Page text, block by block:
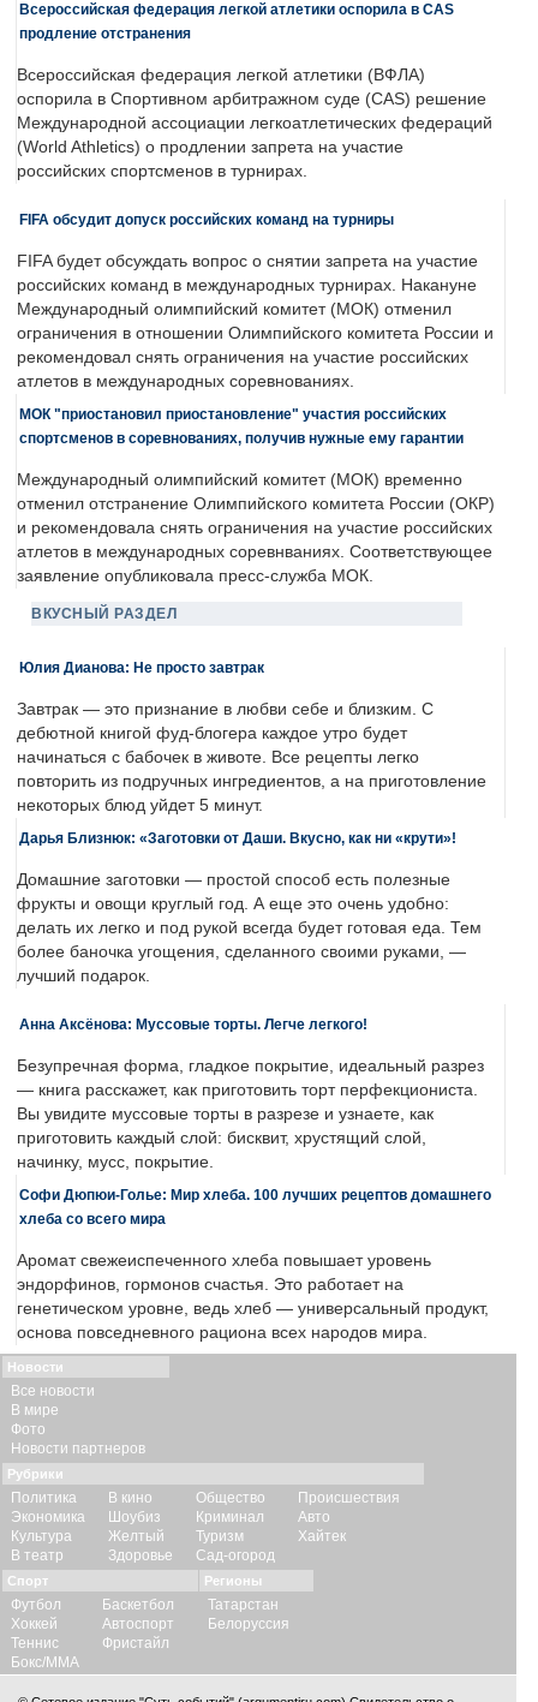
Всероссийская федерация легкой атлетики оспорила в CAS
продление отстранения
Всероссийская федерация легкой атлетики (ВФЛА)
оспорила в Спортивном арбитражном суде (CAS) решение
Международной ассоциации легкоатлетических федераций
(World Athletics) о продлении запрета на участие
российских спортсменов в турнирах.
FIFA обсудит допуск российских команд на турниры
FIFA будет обсуждать вопрос о снятии запрета на участие
российских команд в международных турнирах. Накануне
Международный олимпийский комитет (МОК) отменил
ограничения в отношении Олимпийского комитета России и
рекомендовал снять ограничения на участие российских
атлетов в международных соревнованиях.
МОК "приостановил приостановление" участия российских
спортсменов в соревнованиях, получив нужные ему гарантии
Международный олимпийский комитет (МОК) временно
отменил отстранение Олимпийского комитета России (ОКР)
и рекомендовала снять ограничения на участие российских
атлетов в международных соревнваниях. Соответствующее
заявление опубликовала пресс-служба МОК.
ВКУСНЫЙ РАЗДЕЛ
Юлия Дианова: Не просто завтрак
Завтрак — это признание в любви себе и близким. С
дебютной книгой фуд-блогера каждое утро будет
начинаться с бабочек в животе. Все рецепты легко
повторить из подручных ингредиентов, а на приготовление
некоторых блюд уйдет 5 минут.
Дарья Близнюк: «Заготовки от Даши. Вкусно, как ни «крути»!
Домашние заготовки — простой способ есть полезные
фрукты и овощи круглый год. А еще это очень удобно:
делать их легко и под рукой всегда будет готовая еда. Тем
более баночка угощения, сделанного своими руками, —
лучший подарок.
Анна Аксёнова: Муссовые торты. Легче легкого!
Безупречная форма, гладкое покрытие, идеальный разрез
— книга расскажет, как приготовить торт перфекциониста.
Вы увидите муссовые торты в разрезе и узнаете, как
приготовить каждый слой: бисквит, хрустящий слой,
начинку, мусс, покрытие.
Софи Дюпюи-Голье: Мир хлеба. 100 лучших рецептов домашнего
хлеба со всего мира
Аромат свежеиспеченного хлеба повышает уровень
эндорфинов, гормонов счастья. Это работает на
генетическом уровне, ведь хлеб — универсальный продукт,
основа повседневного рациона всех народов мира.
Новости
Все новости
В мире
Фото
Новости партнеров
Рубрики
Политика
Экономика
Культура
В театр
В кино
Шоубиз
Желтый
Здоровье
Общество
Криминал
Туризм
Сад-огород
Происшествия
Авто
Хайтек
Спорт
Футбол
Хоккей
Теннис
Бокс/ММА
Баскетбол
Автоспорт
Фристайл
Регионы
Татарстан
Белоруссия